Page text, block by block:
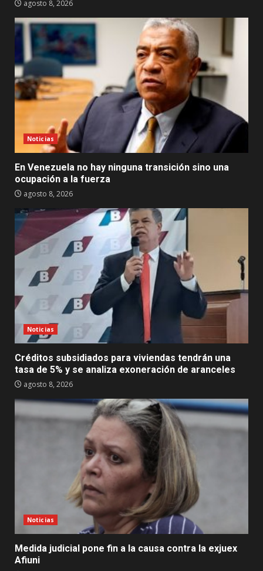
agosto 8, 2026
Noticias
En Venezuela no hay ninguna transición sino una
ocupación a la fuerza
agosto 8, 2026
Noticias
Créditos subsidiados para viviendas tendrán una
tasa de 5% y se analiza exoneración de aranceles
agosto 8, 2026
Noticias
Medida judicial pone fin a la causa contra la exjuex
Afiuni